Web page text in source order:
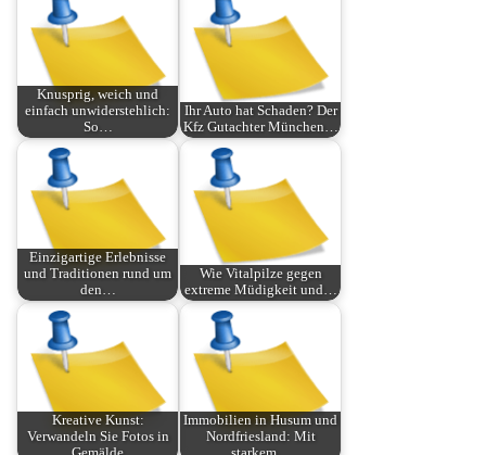
Knusprig, weich und
einfach unwiderstehlich:
So…
Ihr Auto hat Schaden? Der
Kfz Gutachter München…
Einzigartige Erlebnisse
und Traditionen rund um
den…
Wie Vitalpilze gegen
extreme Müdigkeit und…
Kreative Kunst:
Verwandeln Sie Fotos in
Immobilien in Husum und
Nordfriesland: Mit